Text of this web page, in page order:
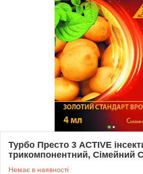
Турбо Престо 3 ACTIVE
трикомпонентний, Сімейний
Немає в наявності